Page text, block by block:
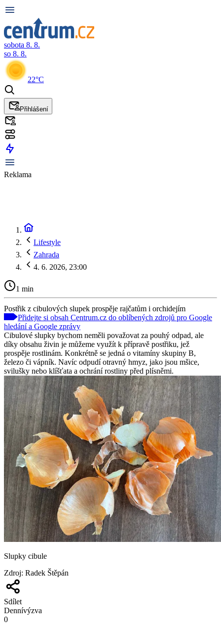
sobota 8. 8.
so 8. 8.
22°C
Přihlášení
Reklama
Lifestyle
Zahrada
4. 6. 2026, 23:00
1 min
Postřik z cibulových slupek prospěje rajčatům i orchidejím
Přidejte si obsah Centrum.cz do oblíbených zdrojů pro Google
hledání a Google zprávy
Cibulové slupky bychom neměli považovat za pouhý odpad, ale
díky obsahu živin je můžeme využít k přípravě postřiku, jež
prospěje rostlinám. Konkrétně se jedná o vitamíny skupiny B,
železo či vápník. Navíc odpudí otravný hmyz, jako jsou mšice,
svilušky nebo klíšťata a ochrání rostliny před plísněmi.
Slupky cibule
Zdroj: Radek Štěpán
Sdílet
Dennívýzva
0